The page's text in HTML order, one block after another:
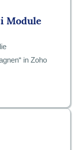
Module
in Zoho